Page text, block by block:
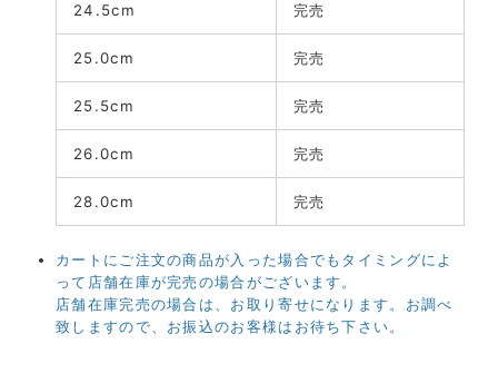
24.5cm 完売
25.0cm 完売
25.5cm 完売
26.0cm 完売
28.0cm 完売
カートにご注文の商品が入った場合でもタイミングによ
って店舗在庫が完売の場合がございます。
店舗在庫完売の場合は、お取り寄せになります。お調べ
致しますので、お振込のお客様はお待ち下さい。